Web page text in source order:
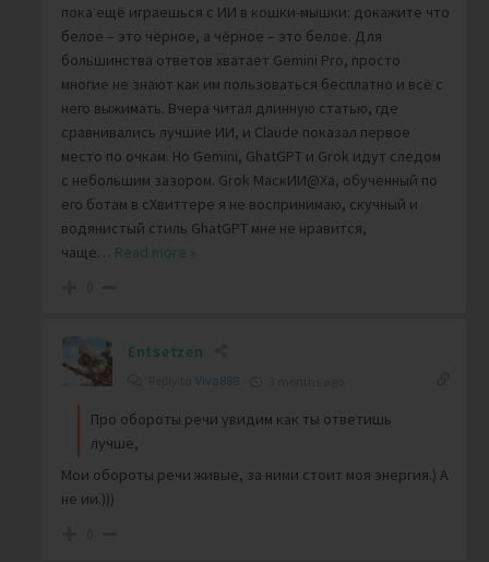
пока ещё играешься с ИИ в кошки-мышки: докажите что
белое – это чёрное, а чёрное – это белое. Для
большинства ответов хватает Gemini Pro, просто
многие не знают как им пользоваться бесплатно и всё с
него выжимать. Вчера читал длинную статью, где
сравнивались лучшие ИИ, и Claude показал первое
место по очкам. Но Gemini, GhatGPT и Grok идут следом
с небольшим зазором. Grok МаскИИ@Ха, обученный по
его ботам в сХвиттере я не воспринимаю, скучный и
водянистый стиль GhatGPT мне не нравится,
чаще… Read more »
Entsetzen
Viva888
Про обороты речи увидим как ты ответишь
лучше,
Мои обороты речи живые, за ними стоит моя энергия.) А
не ии.)))